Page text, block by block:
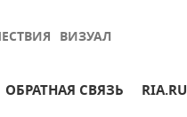
ВИЗУАЛ
ОБРАТНАЯ СВЯЗЬ RIA.RU